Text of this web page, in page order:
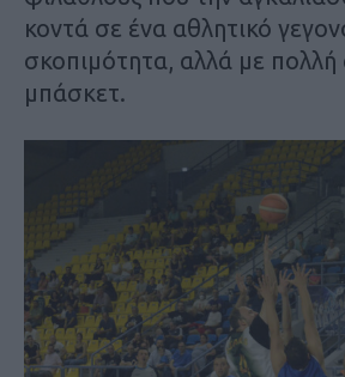
κοντά σε ένα αθλητικό
σκοπιμότητα, αλλά με πολλή
μπάσκετ.